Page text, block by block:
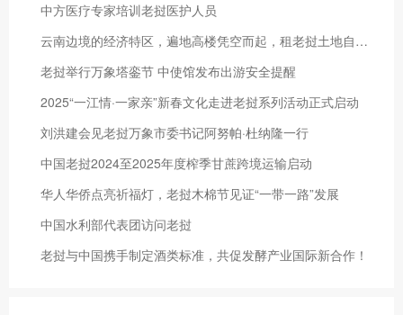
中方医疗专家培训老挝医护人员
云南边境的经济特区，遍地高楼凭空而起，租老挝土地自主开发90年
老挝举行万象塔銮节 中使馆发布出游安全提醒
2025“一江情·一家亲”新春文化走进老挝系列活动正式启动
刘洪建会见老挝万象市委书记阿努帕·杜纳隆一行
中国老挝2024至2025年度榨季甘蔗跨境运输启动
华人华侨点亮祈福灯，老挝木棉节见证“一带一路”发展
中国水利部代表团访问老挝
老挝与中国携手制定酒类标准，共促发酵产业国际新合作！